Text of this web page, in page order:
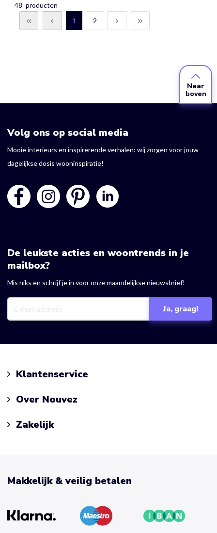
48 producten
1
2
Naar
boven
Volg ons op social media
Mooie interieurs en inspirerende verhalen: wij zorgen voor jouw
dagelijkse dosis wooninspiratie!
De leukste acties en woontrends in je
mailbox?
Mis niks en schrijf je in voor onze maandelijkse nieuwsbrief!
Klantenservice
Over Nouvez
Zakelijk
Makkelijk & veilig betalen